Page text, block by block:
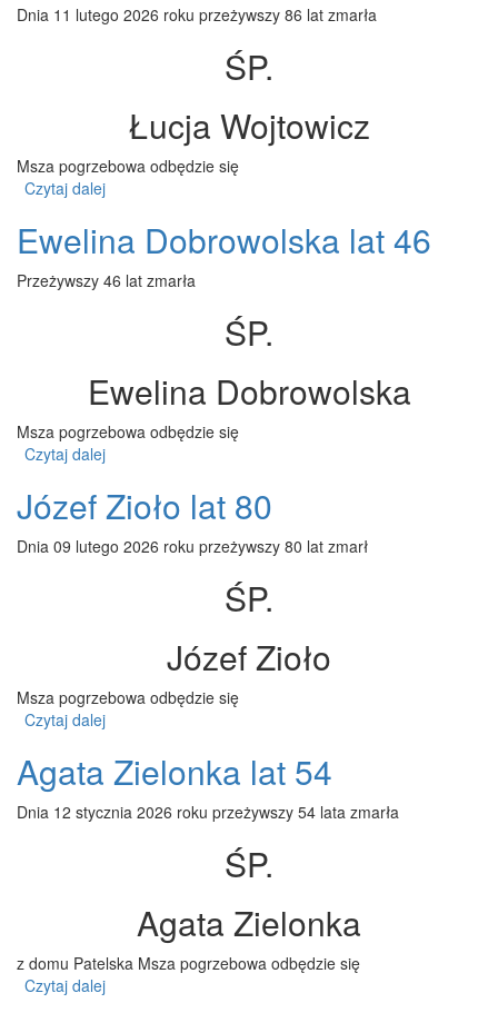
Dnia 11 lutego 2026 roku przeżywszy 86 lat zmarła
ŚP.
Łucja Wojtowicz
Msza pogrzebowa odbędzie się
Czytaj dalej
Ewelina Dobrowolska lat 46
Przeżywszy 46 lat zmarła
ŚP.
Ewelina Dobrowolska
Msza pogrzebowa odbędzie się
Czytaj dalej
Józef Zioło lat 80
Dnia 09 lutego 2026 roku przeżywszy 80 lat zmarł
ŚP.
Józef Zioło
Msza pogrzebowa odbędzie się
Czytaj dalej
Agata Zielonka lat 54
Dnia 12 stycznia 2026 roku przeżywszy 54 lata zmarła
ŚP.
Agata Zielonka
z domu Patelska Msza pogrzebowa odbędzie się
Czytaj dalej